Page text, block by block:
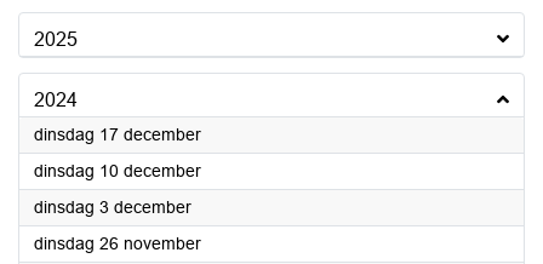
2025
2024
dinsdag 17 december2024
dinsdag 10 december2024
dinsdag 3 december2024
dinsdag 26 november2024